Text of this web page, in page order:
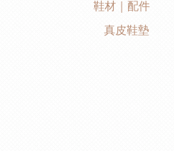
鞋材｜配件
真皮鞋墊